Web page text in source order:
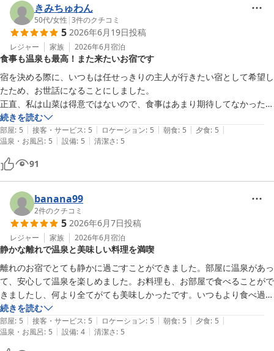
過去一番のお宿になりました
きみちゅわん
50代/女性 |3件のクチコミ
5 2026年6月19日投稿
レジャー 家族 2026年6月宿泊
食事も温泉も最高！また来たいお宿です
宿を決める際に、いつもは任せっきりの主人が行きたい宿として希望し
たため、お世話になることにしました。
正直、私は山菜は得意ではないので、食事はあまり期待してなかったの
ですが、とても美味しく大満足でした。
広いお部屋と大きなお風呂・温泉で、とにかくゆっくりと良い時間を過
ごせました。
強いて言うなら、出して頂いた山菜の名前や簡単な情報などの説明が記
載してあるものがあると良かったと思います。
山菜に詳しくないこともあり、帰宅後に写真を見ても一部の山菜名を思
い出せず、友人に曖昧にしか話せず残念でした。
また機会があったら、お世話になりたいお宿です。
続きを読む
部屋: 5 | 接客・サービス: 5 | ロケーション: 5 | 朝食: 5 | 夕食: 5 |
温泉・お風呂: 5 | 設備: 5 | 清潔さ: 5
91
banana99
2件のクチコミ
5 2026年6月7日投稿
レジャー 家族 2026年6月宿泊
静かな離れで温泉と美味しい料理を満喫
離れのお宿でとても静かに過ごすことができました。部屋に温泉があっ
て、安心して温泉を楽しめました。お料理も、お部屋で食べることがで
きましたし、何より全てがても美味しかったです。いつもより食べ過ぎ
てしまいました。部屋で過ごすのに苦痛を感じない配慮がなされてお
り、素晴らしいお宿だと感じました。わんちゃんもおとなしくてかわい
くて癒やされました。幸せを感じられる空間をありがとうございまし
た。大変お世話になりました。
続きを読む
部屋: 5 | 接客・サービス: 5 | ロケーション: 5 | 朝食: 5 | 夕食: 5 |
温泉・お風呂: 5 | 設備: 4 | 清潔さ: 5